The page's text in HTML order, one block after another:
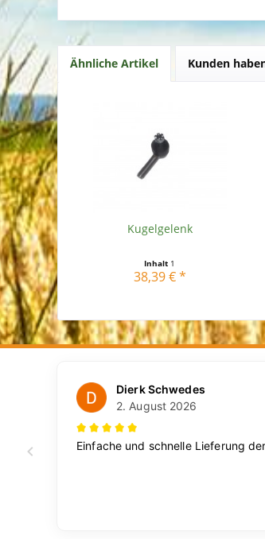
Ähnliche Artikel Kunden
Kugelgelenk
Inhalt 1
38,39 € *